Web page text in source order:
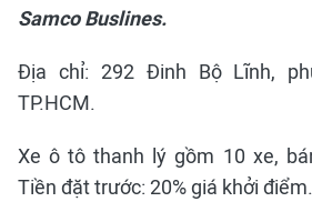
Samco Buslines.
Địa chỉ: 292 Đinh Bộ Lĩnh,
TP.HCM.
Xe ô tô thanh lý gồm 10 xe,
Tiền đặt trước: 20% giá khởi điểm.